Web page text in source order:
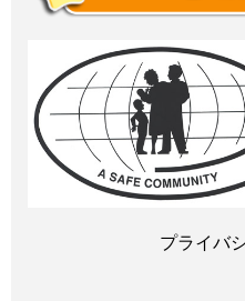
プライバ